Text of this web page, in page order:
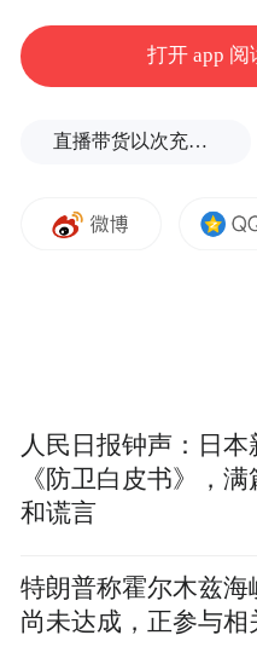
企业本外币贷款余
13.07%，高于本外
点。
资增速11.75%
办银行工作机制，
等政策，积极推动
制，指导金融机构
制，形成“政、银、
的工作合力2025年3
打开 app
直播带货以次充好、拒不发货，算诈骗吗？
人民日报钟声：日本
《防卫白皮书》，
和谎言
特朗普称霍尔木兹海
尚未达成，正参与相